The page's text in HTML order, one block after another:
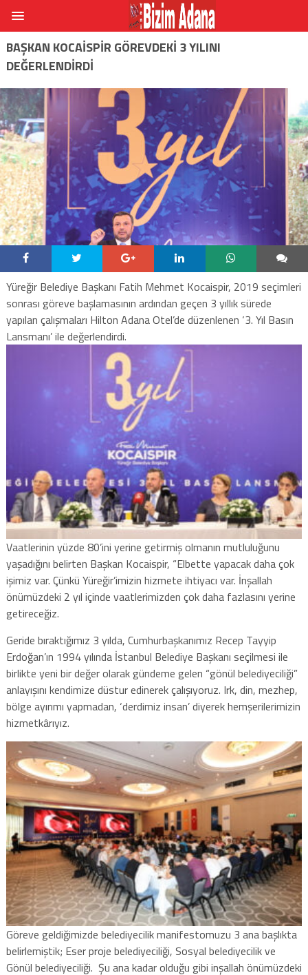
BAŞKAN KOCAİSPİR GÖREVDEKİ 3 YILINI
DEĞERLENDİRDİ
Yüreğir Belediye Başkanı Fatih Mehmet Kocaispir, 2019 seçimleri
sonrası göreve başlamasının ardından geçen 3 yıllık sürede
yapılan çalışmaları Hilton Adana Otel’de düzenlenen ‘3. Yıl Basın
Lansmanı’ ile değerlendirdi.
Vaatlerinin yüzde 80’ini yerine getirmiş olmanın mutluluğunu
yaşadığını belirten Başkan Kocaispir, “Elbette yapacak daha çok
işimiz var. Çünkü Yüreğir’imizin hizmete ihtiyacı var. İnşallah
önümüzdeki 2 yıl içinde vaatlerimizden çok daha fazlasını yerine
getireceğiz.
Geride bıraktığımız 3 yılda, Cumhurbaşkanımız Recep Tayyip
Erdoğan’ın 1994 yılında İstanbul Belediye Başkanı seçilmesi ile
birlikte yeni bir değer olarak gündeme gelen “gönül belediyeciliği”
anlayışını kendimize düstur edinerek çalışıyoruz. Irk, din, mezhep,
bölge ayırımı yapmadan, ‘derdimiz insan’ diyerek hemşerilerimizin
hizmetkârıyız.
Göreve geldiğimizde belediyecilik manifestomuzu 3 ana başlıkta
belirlemiştik; Eser proje belediyeciliği, Sosyal belediyecilik ve
Gönül belediyeciliği. Şu ana kadar olduğu gibi inşallah önümüzdeki